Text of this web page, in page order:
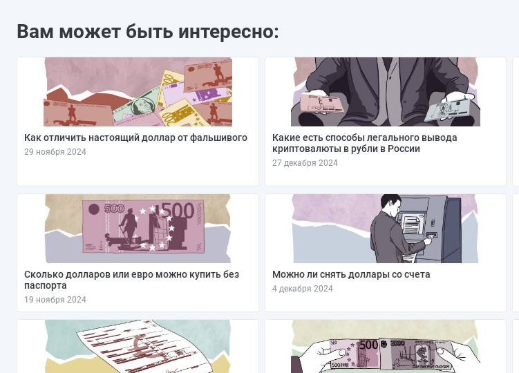
15.10.2025
14.10.2025
11,2816
13.10.2025
11,3626
Вам может быть интересно:
Как отличить настоящий доллар от фальшивого
29 ноября 2024
Какие есть способы легального вывода
криптовалюты в рубли в России
27 декабря 2024
Сколько долларов или евро можно купить без
паспорта
19 ноября 2024
Можно ли снять доллары со счета
4 декабря 2024